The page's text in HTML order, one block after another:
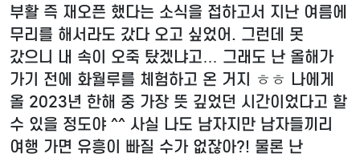
부활 즉 재오픈 했다는 소식을 접하고서 지난 여름에
무리를 해서라도 갔다 오고 싶었어. 그런데 못
갔으니 내 속이 오죽 탔겠냐고… 그래도 난 올해가
가기 전에 화월루를 체험하고 온 거지 ㅎㅎ 나에게
올 2023년 한해 중 가장 뜻 깊었던 시간이었다고 할
수 있을 정도야 ^^ 사실 나도 남자지만 남자들끼리
여행 가면 유흥이 빠질 수가 없잖아?! 물론 난